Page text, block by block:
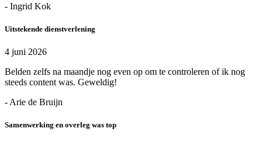
- Ingrid Kok
Uitstekende dienstverlening
4 juni 2026
Belden zelfs na maandje nog even op om te controleren of ik nog
steeds content was. Geweldig!
- Arie de Bruijn
Samenwerking en overleg was top